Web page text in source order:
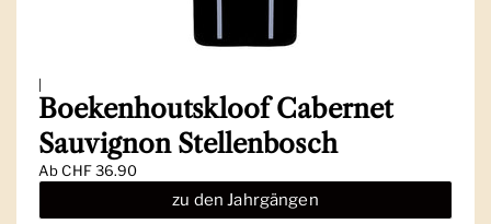
Boekenhoutskloof Cabernet
Sauvignon Stellenbosch
AbCHF 36.90
zu den Jahrgängen